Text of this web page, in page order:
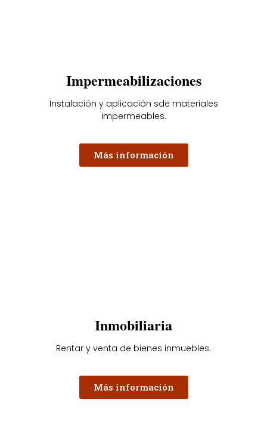
Impermeabilizaciones
Instalación y aplicación sde materiales
impermeables.
Más información
Inmobiliaria
Rentar y venta de bienes inmuebles.
Más información